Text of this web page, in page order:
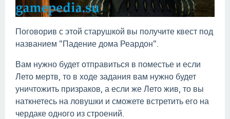
Поговорив с этой старушкой вы получите квест под
названием "Падение дома Реардон".
Вам нужно будет отправиться в поместье и если
Лето мертв, то в ходе задания вам нужно будет
уничтожить призраков, а если же Лето жив, то вы
наткнетесь на ловушки и сможете встретить его на
чердаке одного из строений.